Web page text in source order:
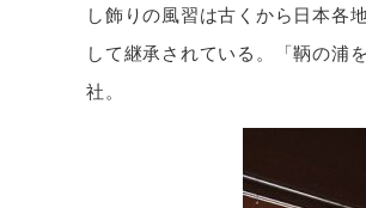
し飾りの風習は古くから日本各
して継承されている。「鞆の浦
社。